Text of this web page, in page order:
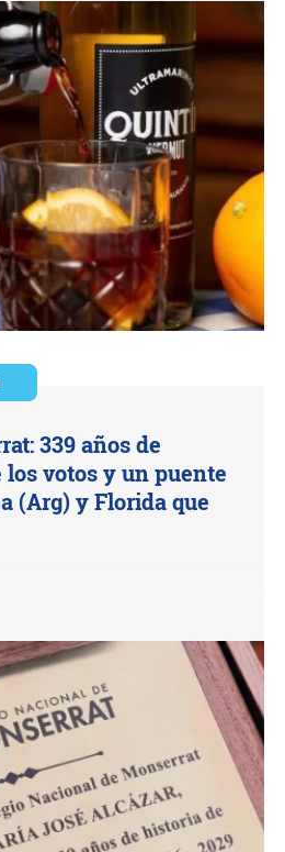
339 años de
los votos y un puente
(Arg) y Florida que